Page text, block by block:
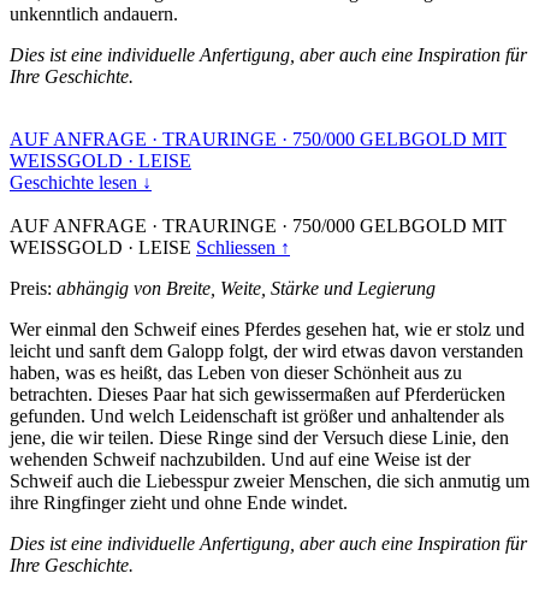
unkenntlich andauern.
Dies ist eine individuelle Anfertigung, aber auch eine Inspiration für
Ihre Geschichte.
AUF ANFRAGE · TRAURINGE · 750/000 GELBGOLD MIT
WEISSGOLD · LEISE
Geschichte lesen ↓
AUF ANFRAGE · TRAURINGE · 750/000 GELBGOLD MIT
WEISSGOLD · LEISE Schliessen ↑
Preis: abhängig von Breite, Weite, Stärke und Legierung
Wer einmal den Schweif eines Pferdes gesehen hat, wie er stolz und
leicht und sanft dem Galopp folgt, der wird etwas davon verstanden
haben, was es heißt, das Leben von dieser Schönheit aus zu
betrachten. Dieses Paar hat sich gewissermaßen auf Pferderücken
gefunden. Und welch Leidenschaft ist größer und anhaltender als
jene, die wir teilen. Diese Ringe sind der Versuch diese Linie, den
wehenden Schweif nachzubilden. Und auf eine Weise ist der
Schweif auch die Liebesspur zweier Menschen, die sich anmutig um
ihre Ringfinger zieht und ohne Ende windet.
Dies ist eine individuelle Anfertigung, aber auch eine Inspiration für
Ihre Geschichte.